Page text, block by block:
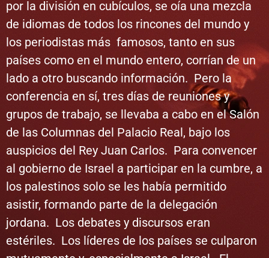
por la división en cubículos, se oía una mezcla
de idiomas de todos los rincones del mundo y
los periodistas más famosos, tanto en sus
países como en el mundo entero, corrían de un
lado a otro buscando información. Pero la
conferencia en sí, tres días de reuniones y
grupos de trabajo, se llevaba a cabo en el Salón
de las Columnas del Palacio Real, bajo los
auspicios del Rey Juan Carlos. Para convencer
al gobierno de Israel a participar en la cumbre, a
los palestinos solo se les había permitido
asistir, formando parte de la delegación
jordana. Los debates y discursos eran
estériles. Los líderes de los países se culparon